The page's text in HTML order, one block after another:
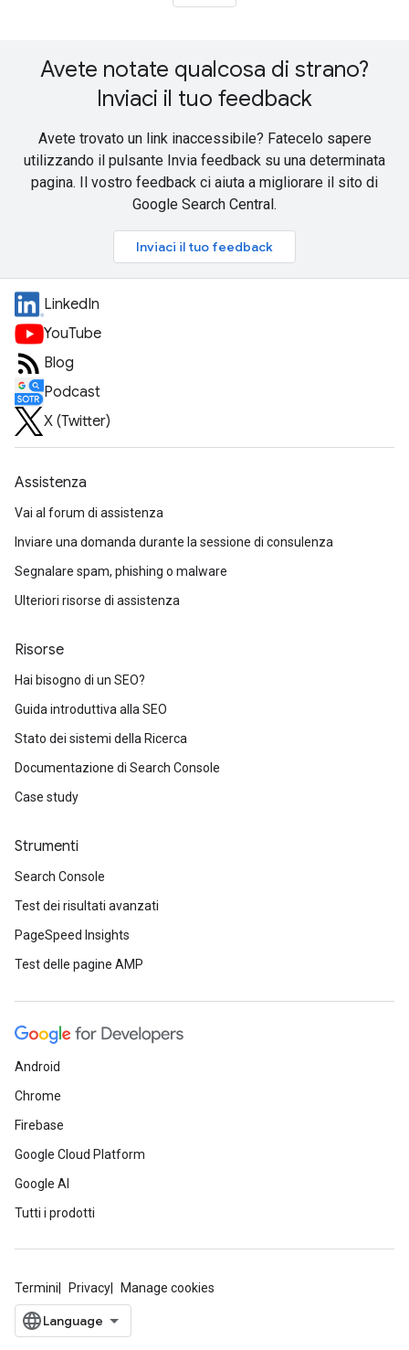
Avete notate qualcosa di strano?
Inviaci il tuo feedback
Avete trovato un link inaccessibile? Fatecelo sapere
utilizzando il pulsante Invia feedback su una determinata
pagina. Il vostro feedback ci aiuta a migliorare il sito di
Google Search Central.
Inviaci il tuo feedback
LinkedIn
YouTube
Blog
Podcast
X (Twitter)
Assistenza
Vai al forum di assistenza
Inviare una domanda durante la sessione di consulenza
Segnalare spam, phishing o malware
Ulteriori risorse di assistenza
Risorse
Hai bisogno di un SEO?
Guida introduttiva alla SEO
Stato dei sistemi della Ricerca
Documentazione di Search Console
Case study
Strumenti
Search Console
Test dei risultati avanzati
PageSpeed Insights
Test delle pagine AMP
Android
Chrome
Firebase
Google Cloud Platform
Google AI
Tutti i prodotti
Termini Privacy Manage cookies